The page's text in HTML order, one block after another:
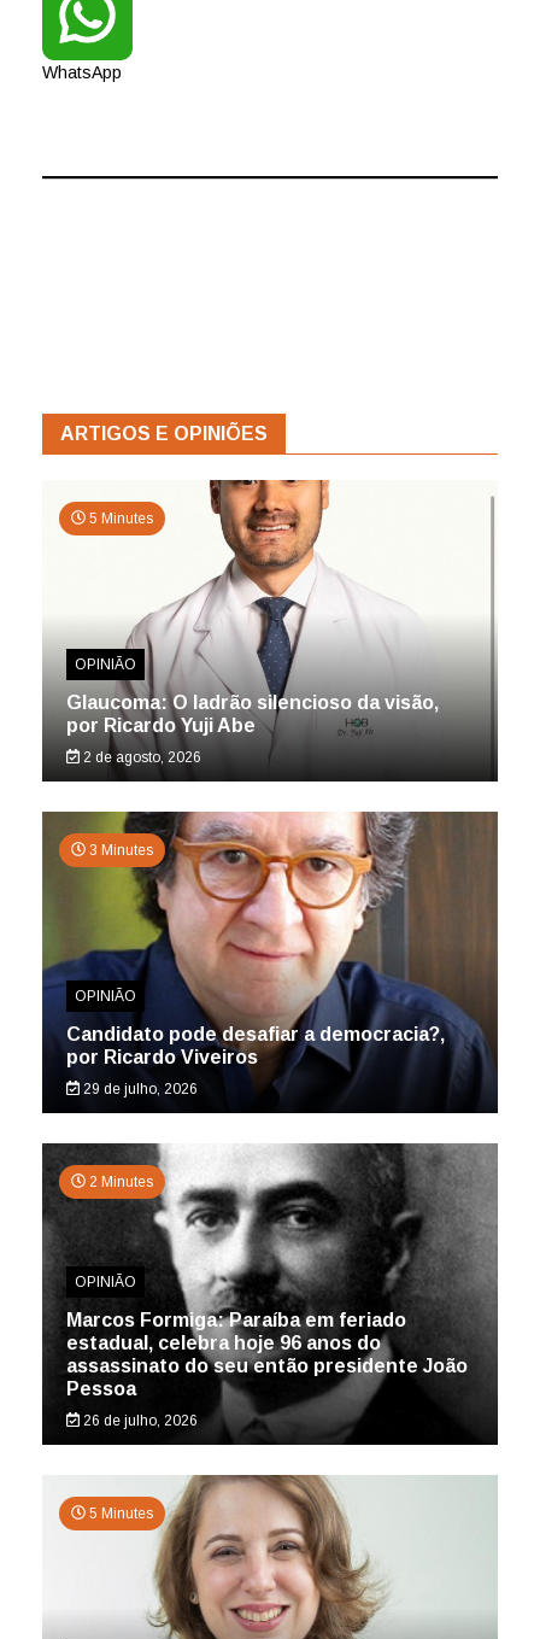
WhatsApp
ARTIGOS E OPINIÕES
5 Minutes
OPINIÃO
Glaucoma: O ladrão silencioso da visão,
por Ricardo Yuji Abe
2 de agosto, 2026
3 Minutes
OPINIÃO
Candidato pode desafiar a democracia?,
por Ricardo Viveiros
29 de julho, 2026
2 Minutes
OPINIÃO
Marcos Formiga: Paraíba em feriado
estadual, celebra hoje 96 anos do
assassinato do seu então presidente João
Pessoa
26 de julho, 2026
5 Minutes